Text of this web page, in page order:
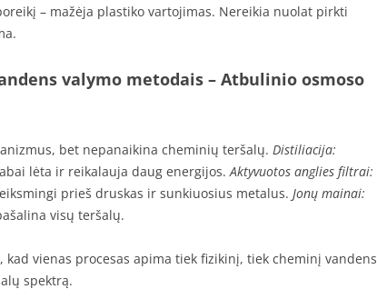
– mažėja plastiko vartojimas. Nereikia nuolat pirkti
valymo metodais – Atbulinio osmoso
bet nepanaikina cheminių teršalų. Distiliacija:
lėta ir reikalauja daug energijos.Aktyvuotos anglies filtrai:
prieš druskas ir sunkiuosius metalus. Jonų mainai:
visų teršalų.
vienas procesas apima tiek fizikinį, tiek cheminį vandens
spektrą.